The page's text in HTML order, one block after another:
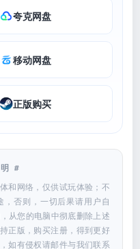
夸克网盘
移动网盘
正版购买
#
和网络，仅供试玩体验；不
否则，一切后果请用户自
从您的电脑中彻底删除上述
正版，购买注册，得到更好
如有侵权请邮件与我们联系